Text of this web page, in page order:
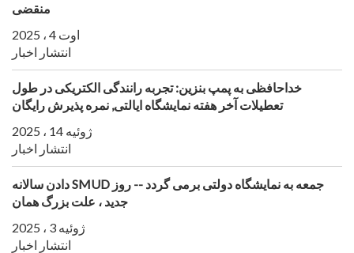
منقضی
اوت 4 ، 2025
انتشار اخبار
خداحافظی به پمپ بنزین: تجربه رانندگی الکتریکی در طول
تعطیلات آخر هفته نمایشگاه ایالتی, نمره پذیرش رایگان
ژوئیه 14 ، 2025
انتشار اخبار
دادن سالانه SMUD جمعه به نمایشگاه دولتی برمی گردد -- روز
جدید ، علت بزرگ همان
ژوئیه 3 ، 2025
انتشار اخبار